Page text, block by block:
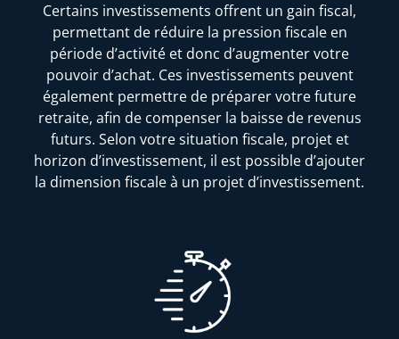
Certains investissements offrent un gain fiscal,
permettant de réduire la pression fiscale en
période d’activité et donc d’augmenter votre
pouvoir d’achat. Ces investissements peuvent
également permettre de préparer votre future
retraite, afin de compenser la baisse de revenus
futurs. Selon votre situation fiscale, projet et
horizon d’investissement, il est possible d’ajouter
la dimension fiscale à un projet d’investissement.